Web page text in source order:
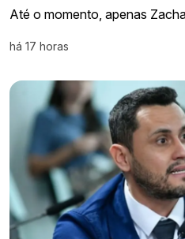
Até o momento, apenas
há 17 horas